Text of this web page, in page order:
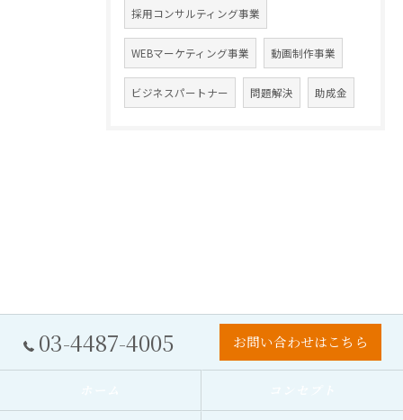
採用コンサルティング事業
WEBマーケティング事業 動画制作事業
ビジネスパートナー 問題解決 助成金
03-4487-4005 お問い合わせはこちら